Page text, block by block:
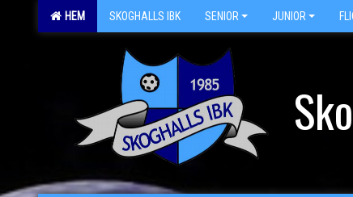
HEM SKOGHALLS IBK SENIOR JUNIOR